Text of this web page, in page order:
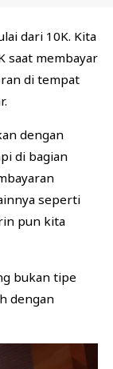
dari 10K. Kita
saat membayar
di tempat
dengan
di bagian
seperti
pun kita
bukan tipe
dengan